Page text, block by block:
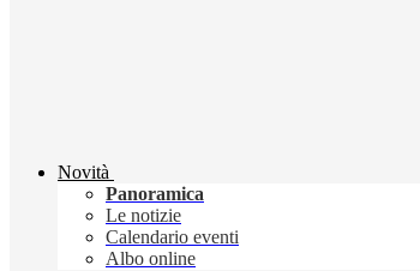
Novità
Panoramica
Le notizie
Calendario eventi
Albo online